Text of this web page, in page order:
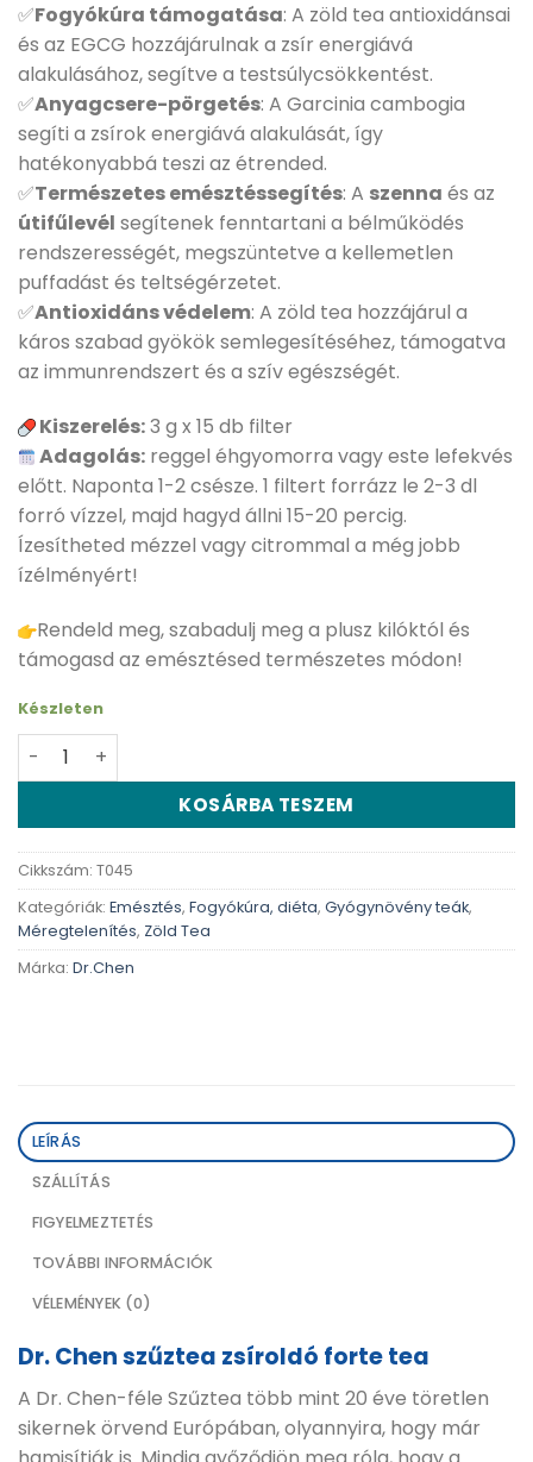
✅Fogyókúra támogatása: A zöld tea antioxidánsai
és az EGCG hozzájárulnak a zsír energiává
alakulásához, segítve a testsúlycsökkentést.
✅Anyagcsere-pörgetés: A Garcinia cambogia
segíti a zsírok energiává alakulását, így
hatékonyabbá teszi az étrended.
✅Természetes emésztéssegítés: A szenna és az
útifűlevél segítenek fenntartani a bélműködés
rendszerességét, megszüntetve a kellemetlen
puffadást és teltségérzetet.
✅Antioxidáns védelem: A zöld tea hozzájárul a
káros szabad gyökök semlegesítéséhez, támogatva
az immunrendszert és a szív egészségét.
Kiszerelés:3 g x 15 db filter
Adagolás: reggel éhgyomorra vagy este lefekvés
előtt. Naponta 1-2 csésze. 1 filtert forrázz le 2-3 dl
forró vízzel, majd hagyd állni 15-20 percig.
Ízesítheted mézzel vagy citrommal a még jobb
ízélményért!
Rendeld meg, szabadulj meg a plusz kilóktól és
támogasd az emésztésed természetes módon!
Készleten
Dr. Chen szűztea zsíroldó forte tea – 15db mennyiség
KOSÁRBA TESZEM
Cikkszám: T045
Kategóriák: Emésztés, Fogyókúra, diéta, Gyógynövény teák,
Méregtelenítés, Zöld Tea
Márka: Dr.Chen
LEÍRÁS
SZÁLLÍTÁS
FIGYELMEZTETÉS
TOVÁBBI INFORMÁCIÓK
VÉLEMÉNYEK (0)
Dr. Chen szűztea zsíroldó forte tea
A Dr. Chen-féle Szűztea több mint 20 éve töretlen
sikernek örvend Európában, olyannyira, hogy már